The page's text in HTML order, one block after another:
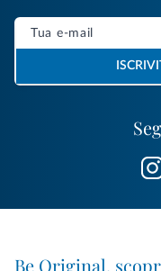
Be Original,